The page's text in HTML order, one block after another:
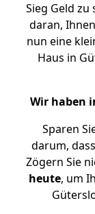
Sieg Geld
daran,
nun eine
Haus in
Wir haben
Sparen
darum,
Zögern Sie
heute, um